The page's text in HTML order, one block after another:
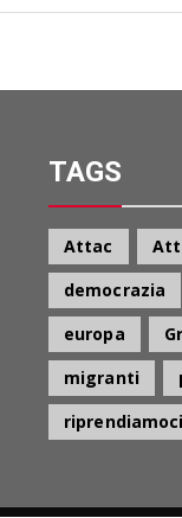
TAGS
Attac
democrazia
europa
migranti